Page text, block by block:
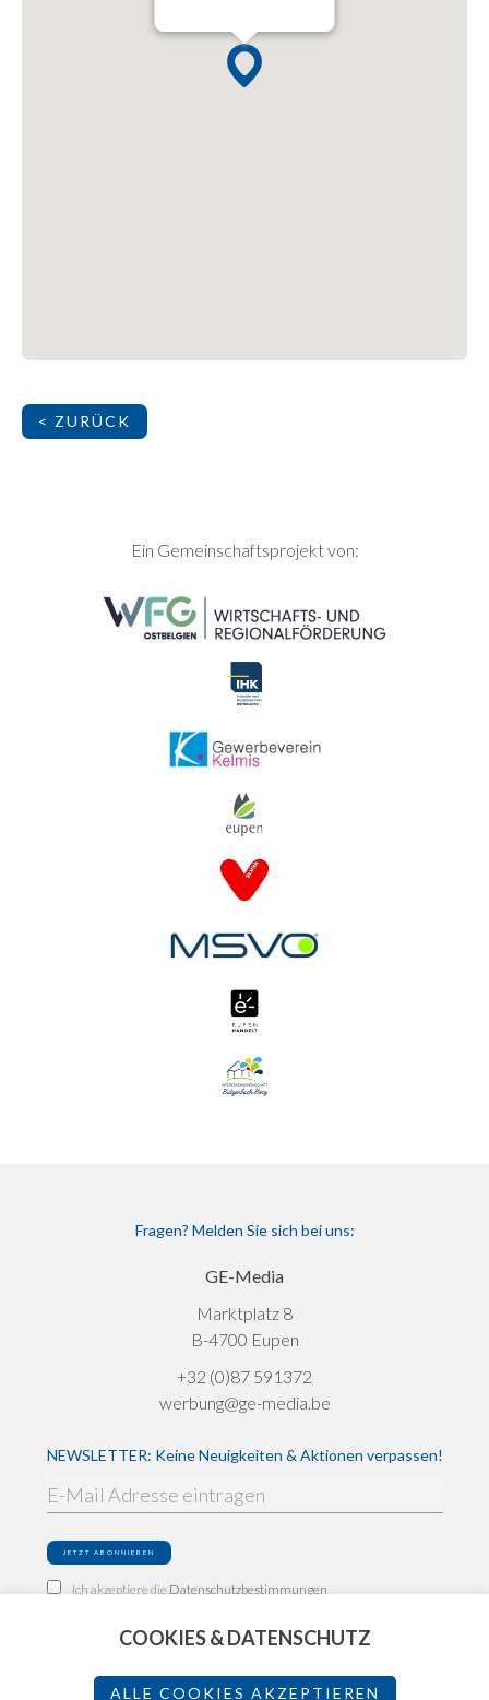
< ZURÜCK
SEITENFUSSEin Gemeinschaftsprojekt von:
Fragen? Melden Sie sich bei uns:
GE-Media
Marktplatz 8
B-4700 Eupen
+32 (0)87 591372
werbung@ge-media.be
NEWSLETTER: Keine Neuigkeiten & Aktionen verpassen!
Ich akzeptiere die Datenschutzbestimmungen
Impressum
Datenschutz
COOKIES & DATENSCHUTZ
ALLE COOKIES AKZEPTIEREN